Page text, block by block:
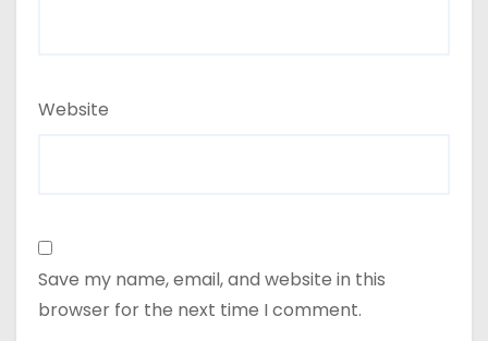
Website
Save my name, email, and website in this
browser for the next time I comment.